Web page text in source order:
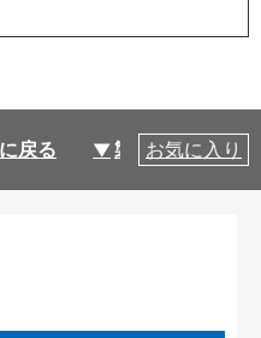
戻る 製品仕様
お気に入り